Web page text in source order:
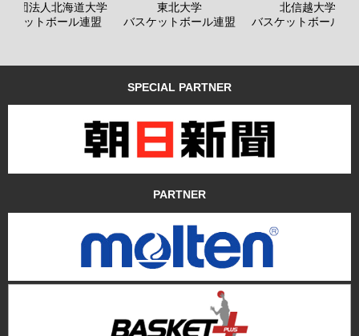
社団法人北海道大学
ケットボール連盟
東北大学
バスケットボール連盟
北信越大学
バスケットボール連
SPECIAL PARTNER
PARTNER